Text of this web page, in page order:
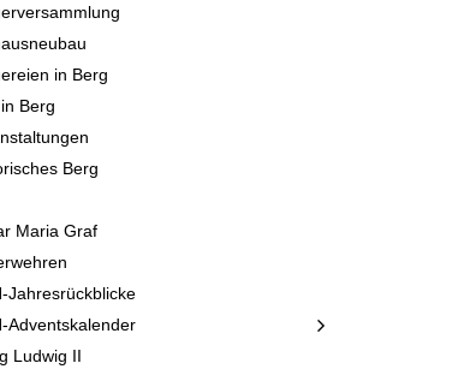
in Berg
Berg
Berg
Maria Graf
Jahresrückblicke
Adventskalender
Ludwig II